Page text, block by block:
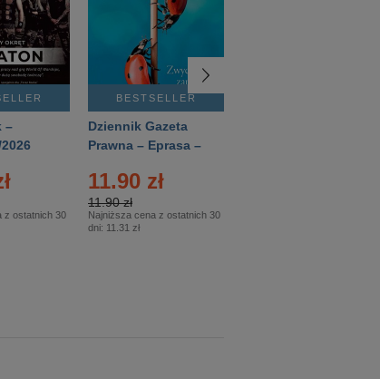
–
z ostatnich 30
BESTSELLER
Dziennik Gazeta
Prawna – Eprasa –
11.90 zł
11.90 zł
Najniższa cena z ostatnich 30
dni: 11.31 zł